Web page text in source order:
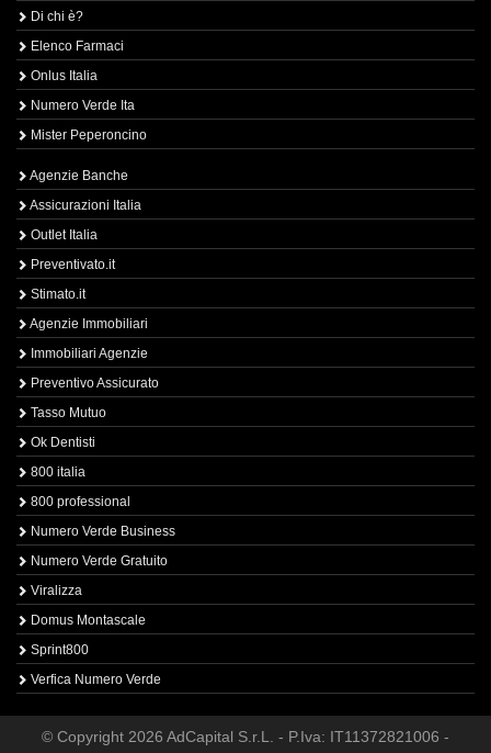
Di chi è?
Elenco Farmaci
Onlus Italia
Numero Verde Ita
Mister Peperoncino
Agenzie Banche
Assicurazioni Italia
Outlet Italia
Preventivato.it
Stimato.it
Agenzie Immobiliari
Immobiliari Agenzie
Preventivo Assicurato
Tasso Mutuo
Ok Dentisti
800 italia
800 professional
Numero Verde Business
Numero Verde Gratuito
Viralizza
Domus Montascale
Sprint800
Verfica Numero Verde
© Copyright 2026 AdCapital S.r.L. - P.Iva: IT11372821006 -